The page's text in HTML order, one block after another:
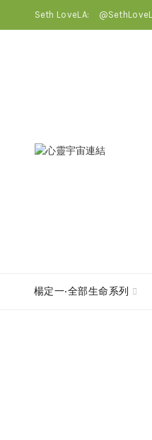
Seth LoveLA:
楊定一‧全部生命系列